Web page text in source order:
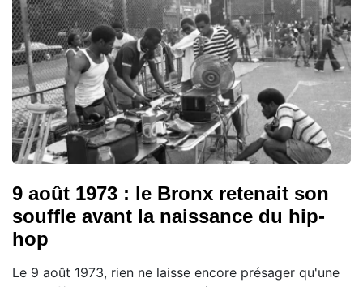
9 août 1973 : le Bronx retenait son
souffle avant la naissance du hip-
hop
Le 9 août 1973, rien ne laisse encore présager qu'une